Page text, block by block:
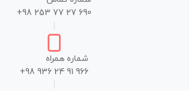
+98 253 77 27 690
شماره همراه
+98 936 24 91 966